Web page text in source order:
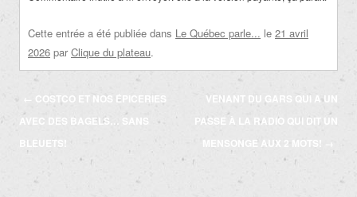
Cette entrée a été publiée dans Le Québec parle... le 21 avril
2026 par Clique du plateau.
Navigation
des
articles
← COSTCO ET NOS ÉPICERIES
AVEC DES BAGELS… SANS
BLEUETS!
VENANT DU GARS QUI A UN
PASSE À LA RADIO QUI DIT UN
MENSONGE AUX 2 MOTS!
→